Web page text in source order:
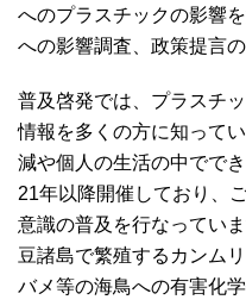
へのプラスチックの影響
への影響調査、政策提言
普及啓発では、プラスチ
情報を多くの方に知って
減や個人の生活の中でで
21年以降開催しており、
意識の普及を行なってい
豆諸島で繁殖するカンム
バメ等の海鳥への有害化